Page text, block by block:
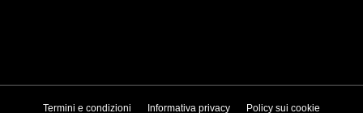
Termini e condizioni Informativa privacy Policy sui cookie